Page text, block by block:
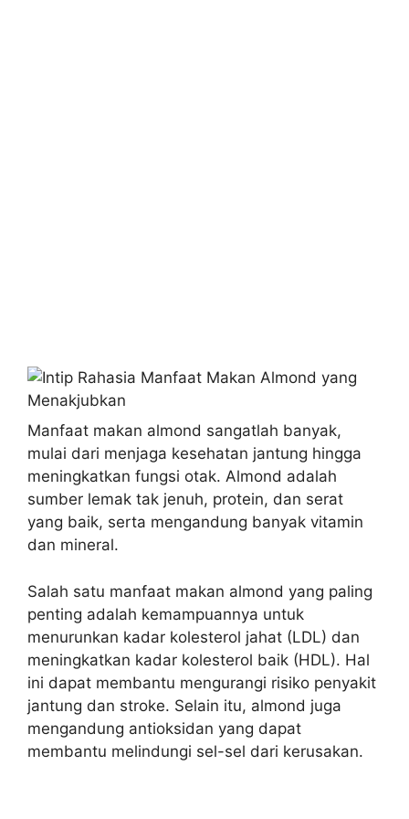
Manfaat makan almond sangatlah banyak,
mulai dari menjaga kesehatan jantung hingga
meningkatkan fungsi otak. Almond adalah
sumber lemak tak jenuh, protein, dan serat
yang baik, serta mengandung banyak vitamin
dan mineral.
Salah satu manfaat makan almond yang paling
penting adalah kemampuannya untuk
menurunkan kadar kolesterol jahat (LDL) dan
meningkatkan kadar kolesterol baik (HDL). Hal
ini dapat membantu mengurangi risiko penyakit
jantung dan stroke. Selain itu, almond juga
mengandung antioksidan yang dapat
membantu melindungi sel-sel dari kerusakan.